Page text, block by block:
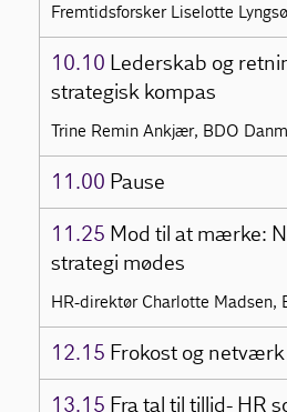
Fremtidsforsker Liselotte Lyngsø
10.10 Lederskab og
strategisk kompas
Trine Remin Ankjær, BDO
11.00 Pause
11.25 Mod til at mærke:
strategi mødes
HR-direktør Charlotte Madsen,
12.15 Frokost og netværk
13.15 Fra tal til tillid- HR